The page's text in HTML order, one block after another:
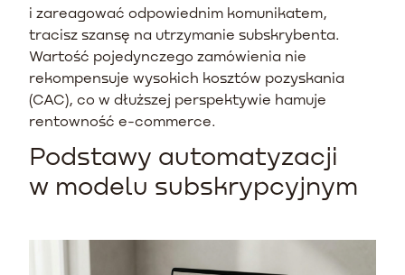
i zareagować odpowiednim komunikatem,
tracisz szansę na utrzymanie subskrybenta.
Wartość pojedynczego zamówienia nie
rekompensuje wysokich kosztów pozyskania
(CAC), co w dłuższej perspektywie hamuje
rentowność e-commerce.
Podstawy automatyzacji
w modelu subskrypcyjnym